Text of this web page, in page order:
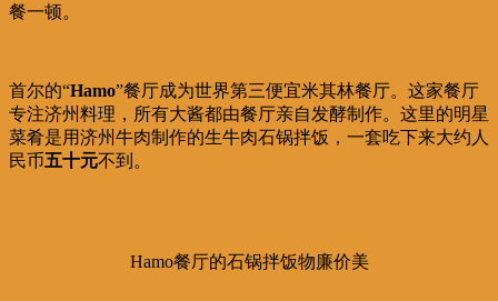
餐一顿。
首尔的“Hamo”餐厅成为世界第三便宜米其林餐厅。这家餐厅
专注济州料理，所有大酱都由餐厅亲自发酵制作。这里的明星
菜肴是用济州牛肉制作的生牛肉石锅拌饭，一套吃下来大约人
民币五十元不到。
Hamo餐厅的石锅拌饭物廉价美